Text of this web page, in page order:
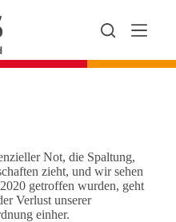
Not, die Spaltung,
zieht, und wir sehen
getroffen wurden, geht
Verlust unserer
einher.